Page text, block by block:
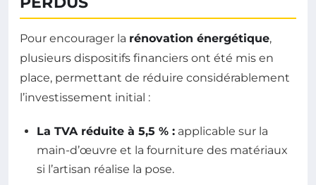
Pour encourager la rénovation énergétique,
plusieurs dispositifs financiers ont été mis en
place, permettant de réduire considérablement
l’investissement initial :
La TVA réduite à 5,5 % : applicable sur la
main-d’œuvre et la fourniture des matériaux
si l’artisan réalise la pose.